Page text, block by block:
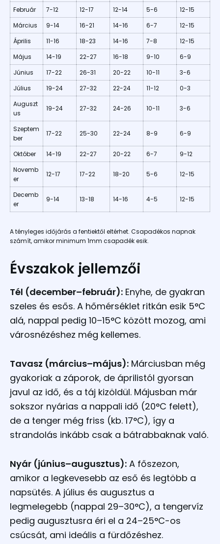
Február 7-12 12-17 12-14 5-6
12-15
Március
9-14 16-21 14-16 6-7
12-15
Április
11-16 18-23 14-16 7-8
12-15
Május
14-19 22-27 16-18 9-10
6-9
Június
17-22 26-31 20-22 10-11
3-6
Július
19-24 27-32 22-24 11-12
0-3
Auguszt
us
19-24 27-32 24-26 10-11 3-6
Szeptem
ber
17-22 25-30 22-24 8-9 6-9
Október 14-19 22-27 20-22 6-7
9-12
Novemb
er
12-17 17-22 18-20 5-6 12-15
Decemb
er
9-14 13-18 14-16 4-5 12-15
A tényleges időjárás a fentiektől eltérhet. Csapadékos napnak
számít, amikor minimum 1mm csapadék esik.
Évszakok jellemzői
Tél (december–február): Enyhe, de gyakran
szeles és esős. A hőmérséklet ritkán esik 5°C
alá, nappal pedig 10–15°C között mozog, ami
városnézéshez még kellemes.
Tavasz (március–május): Márciusban még
gyakoriak a záporok, de áprilistól gyorsan
javul az idő, és a táj kizöldül. Májusban már
sokszor nyárias a nappali idő (20°C felett),
de a tenger még friss (kb. 17°C), így a
strandolás inkább csak a bátrabbaknak való.
Nyár (június–augusztus): A főszezon,
amikor a legkevesebb az eső és legtöbb a
napsütés. A július és augusztus a
legmelegebb (nappal 29–30°C), a tengervíz
pedig augusztusra éri el a 24–25°C-os
csúcsát, ami ideális a fürdőzéshez.